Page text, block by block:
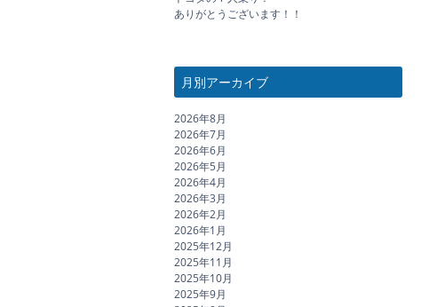
ありがとうございます！！
月別アーカイブ
2026年8月
2026年7月
2026年6月
2026年5月
2026年4月
2026年3月
2026年2月
2026年1月
2025年12月
2025年11月
2025年10月
2025年9月